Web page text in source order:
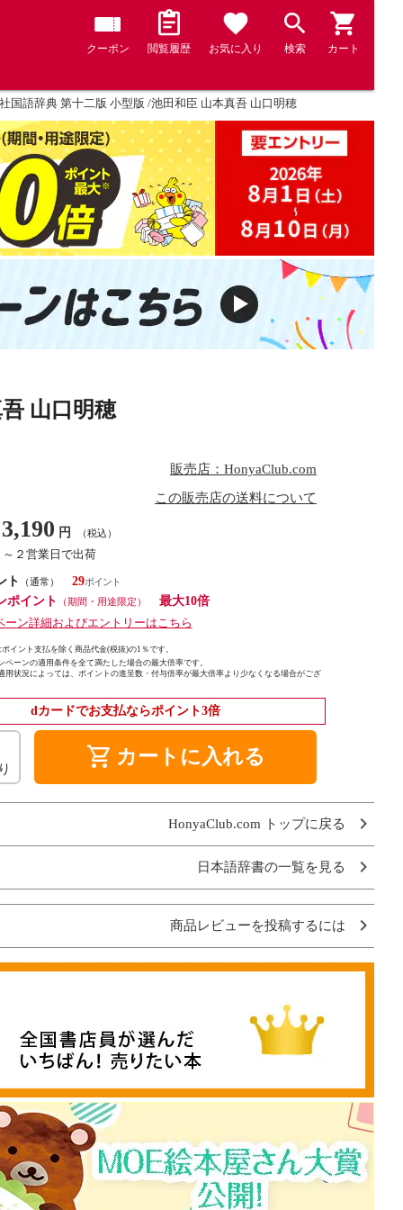
クーポン 閲覧履歴 お気に入り 検索 カート
国語辞典 第十二版 小型版 /池田和臣 山本真吾 山口明穂
山口明穂
販売店：HonyaClub.com
この販売店の送料について
3,190 円 （税込）
～２営業日で出荷
ト
（通常）
29
ポイント
（期間・用途限定）
最大10倍
ーン詳細およびエントリーはこちら
イント支払を除く商品代金(税抜)の1％です。
ペーンの適用条件を全て満たした場合の最大倍率です。
用状況によっては、ポイントの進呈数・付与倍率が最大倍率より少なくなる場合がござ
dカードでお支払ならポイント3倍
shopping_cart カートに入れる
HonyaClub.com トップに戻る
日本語辞書の一覧を見る
商品レビューを投稿するには